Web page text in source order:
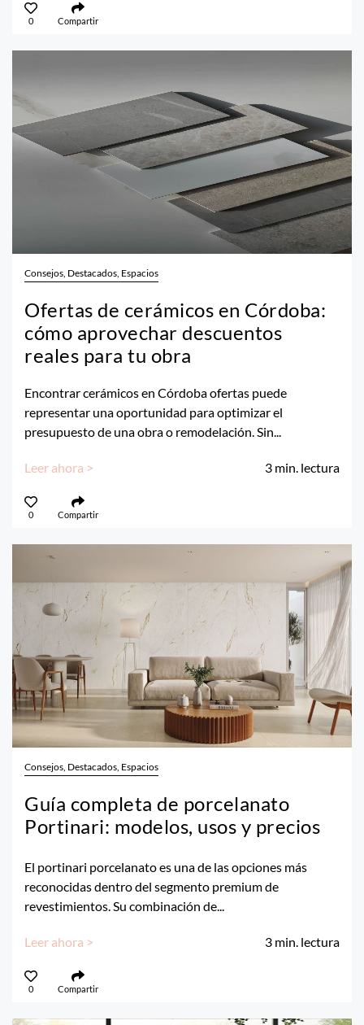
0 Compartir
Consejos, Destacados, Espacios
Ofertas de cerámicos en Córdoba:
cómo aprovechar descuentos
reales para tu obra
Encontrar cerámicos en Córdoba ofertas puede
representar una oportunidad para optimizar el
presupuesto de una obra o remodelación. Sin...
Leer ahora > 3 min. lectura
0 Compartir
Consejos, Destacados, Espacios
Guía completa de porcelanato
Portinari: modelos, usos y precios
El portinari porcelanato es una de las opciones más
reconocidas dentro del segmento premium de
revestimientos. Su combinación de...
Leer ahora > 3 min. lectura
0 Compartir